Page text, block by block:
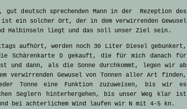
gut deutsch sprechenden Mann in der Rezeption des
ist ein solcher Ort, der in dem verwirrenden Gewusel
Halbinseln liegt und das soll unser Ziel sein.
aufhört, werden noch 30 Liter Diesel gebunkert,
Schärenkarte D gekauft, die für mich danach für
dann, als die Sonne durchkommt, legen wir ab
verwirrenden Gewusel von Tonnen aller Art finden,
Tonne eine Funktion zuzuweisen, bis wir es
Seglern hinterhergehen, bis unser Weg klar ist
bei achterlichem Wind laufen wir N mit 4-5 kn.